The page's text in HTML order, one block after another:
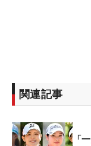
関連記事
「